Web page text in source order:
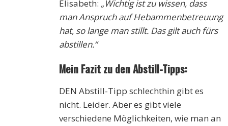
Elisabeth: „Wichtig ist zu wissen, dass
man Anspruch auf Hebammenbetreuung
hat, so lange man stillt. Das gilt auch fürs
abstillen.“
Mein Fazit zu den Abstill-Tipps:
DEN Abstill-Tipp schlechthin gibt es
nicht. Leider. Aber es gibt viele
verschiedene Möglichkeiten, wie man an